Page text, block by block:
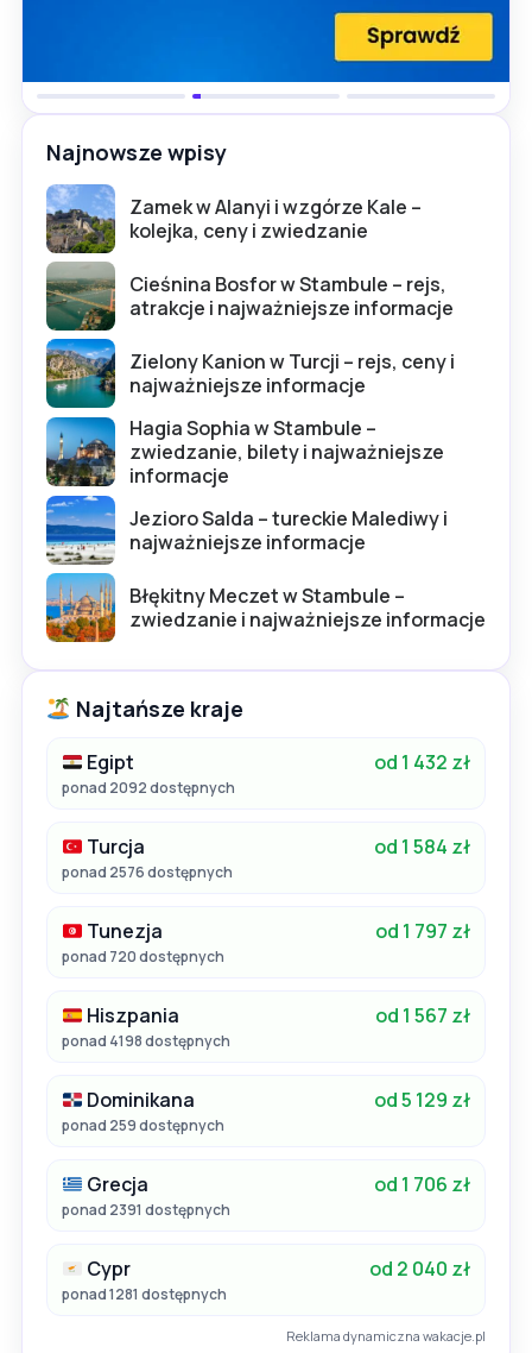
Najnowsze wpisy
Zamek w Alanyi i wzgórze Kale –
kolejka, ceny i zwiedzanie
Cieśnina Bosfor w Stambule – rejs,
atrakcje i najważniejsze informacje
Zielony Kanion w Turcji – rejs, ceny i
najważniejsze informacje
Hagia Sophia w Stambule –
zwiedzanie, bilety i najważniejsze
informacje
Jezioro Salda – tureckie Malediwy i
najważniejsze informacje
Błękitny Meczet w Stambule –
zwiedzanie i najważniejsze informacje
Najtańsze kraje
Egipt od 1 432 zł
ponad 2092 dostępnych
Turcja od 1 584 zł
ponad 2576 dostępnych
Tunezja od 1 797 zł
ponad 720 dostępnych
Hiszpania od 1 567 zł
ponad 4198 dostępnych
Dominikana od 5 129 zł
ponad 259 dostępnych
Grecja od 1 706 zł
ponad 2391 dostępnych
Cypr od 2 040 zł
ponad 1281 dostępnych
Reklama dynamiczna wakacje.pl